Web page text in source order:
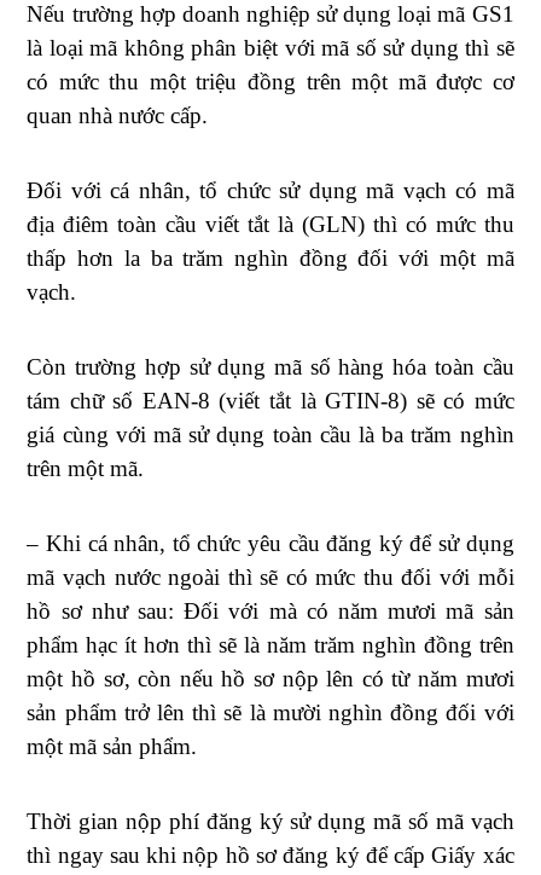
Nếu trường hợp doanh nghiệp sử dụng loại mã GS1
là loại mã không phân biệt với mã số sử dụng thì sẽ
có mức thu một triệu đồng trên một mã được cơ
quan nhà nước cấp.
Đối với cá nhân, tổ chức sử dụng mã vạch có mã
địa điêm toàn cầu viết tắt là (GLN) thì có mức thu
thấp hơn la ba trăm nghìn đồng đối với một mã
vạch.
Còn trường hợp sử dụng mã số hàng hóa toàn cầu
tám chữ số EAN-8 (viết tắt là GTIN-8) sẽ có mức
giá cùng với mã sử dụng toàn cầu là ba trăm nghìn
trên một mã.
– Khi cá nhân, tổ chức yêu cầu đăng ký để sử dụng
mã vạch nước ngoài thì sẽ có mức thu đối với mỗi
hồ sơ như sau: Đối với mà có năm mươi mã sản
phẩm hạc ít hơn thì sẽ là năm trăm nghìn đồng trên
một hồ sơ, còn nếu hồ sơ nộp lên có từ năm mươi
sản phẩm trở lên thì sẽ là mười nghìn đồng đối với
một mã sản phẩm.
Thời gian nộp phí đăng ký sử dụng mã số mã vạch
thì ngay sau khi nộp hồ sơ đăng ký để cấp Giấy xác